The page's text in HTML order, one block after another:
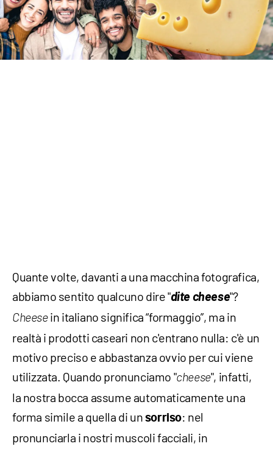
Quante volte, davanti a una macchina fotografica,
abbiamo sentito qualcuno dire "dite cheese"?
Cheesein italiano significa “formaggio”, ma in
realtà i prodotti caseari non c'entrano nulla: c'è un
motivo preciso e abbastanza ovvio per cui viene
utilizzata. Quando pronunciamo "cheese", infatti,
la nostra bocca assume automaticamente una
forma simile a quella di un sorriso: nel
pronunciarla i nostri muscoli facciali, in